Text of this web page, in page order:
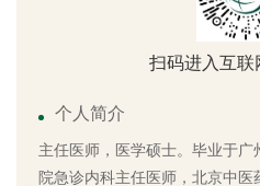
扫码进入互联
个人简介
主任医师，医学硕士。毕业于
院急诊内科主任医师，北京中医